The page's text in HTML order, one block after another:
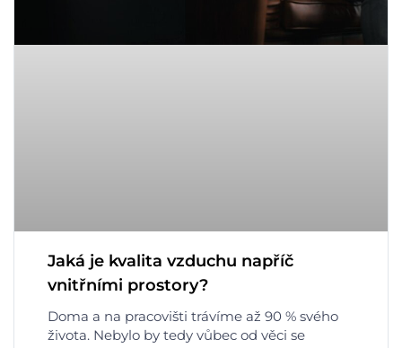
Jaká je kvalita vzduchu napříč
vnitřními prostory?
Doma a na pracovišti trávíme až 90 % svého
života. Nebylo by tedy vůbec od věci se